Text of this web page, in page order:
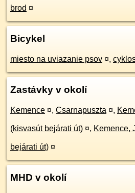
brod ¤
Bicykel
miesto na uviazanie psov ¤,
Zastávky v okolí
Kemence ¤, Csarnapuszta ¤,
(kisvasút bejárati út) ¤, Kemence,
bejárati út) ¤
MHD v okolí